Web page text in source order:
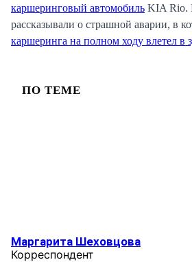
каршеринговый автомобиль KIA Rio.
рассказывали о страшной аварии, в
каршеринга на полном ходу влетел в
ПО ТЕМЕ
Маргарита Шеховцова
Корреспондент